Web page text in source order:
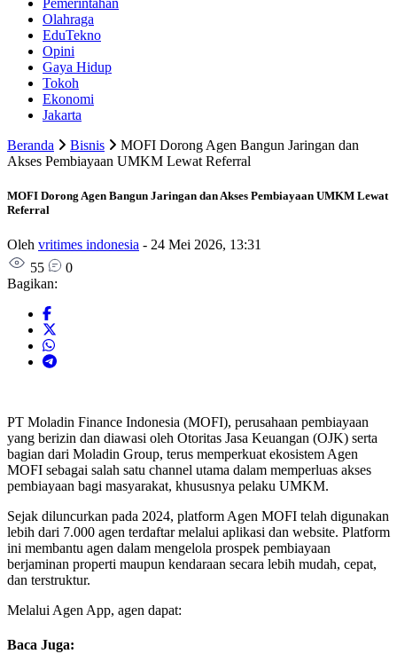
Olahraga
EduTekno
Opini
Gaya Hidup
Tokoh
Ekonomi
Jakarta
Beranda
Bisnis
MOFI Dorong Agen Bangun Jaringan dan
Akses Pembiayaan UMKM Lewat Referral
MOFI Dorong Agen Bangun Jaringan dan Akses Pembiayaan UMKM Lewat
Referral
Oleh vritimes indonesia - 24 Mei 2026, 13:31
55
0
Bagikan:
PT Moladin Finance Indonesia (MOFI), perusahaan pembiayaan
yang berizin dan diawasi oleh Otoritas Jasa Keuangan (OJK) serta
bagian dari Moladin Group, terus memperkuat ekosistem Agen
MOFI sebagai salah satu channel utama dalam memperluas akses
pembiayaan bagi masyarakat, khususnya pelaku UMKM.
Sejak diluncurkan pada 2024, platform Agen MOFI telah digunakan
lebih dari 7.000 agen terdaftar melalui aplikasi dan website. Platform
ini membantu agen dalam mengelola prospek pembiayaan
berjaminan properti maupun kendaraan secara lebih mudah, cepat,
dan terstruktur.
Melalui Agen App, agen dapat:
Baca Juga: